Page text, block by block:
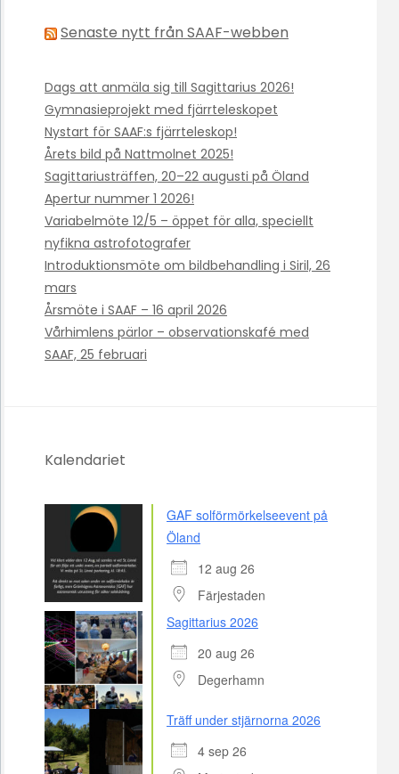
Senaste nytt från SAAF-webben
Dags att anmäla sig till Sagittarius 2026!
Gymnasieprojekt med fjärrteleskopet
Nystart för SAAF:s fjärrteleskop!
Årets bild på Nattmolnet 2025!
Sagittariusträffen, 20–22 augusti på Öland
Apertur nummer 1 2026!
Variabelmöte 12/5 – öppet för alla, speciellt
nyfikna astrofotografer
Introduktionsmöte om bildbehandling i Siril, 26
mars
Årsmöte i SAAF – 16 april 2026
Vårhimlens pärlor – observationskafé med
SAAF, 25 februari
Kalendariet
GAF solförmörkelseevent på
Öland
12 aug 26
Färjestaden
Sagittarius 2026
20 aug 26
Degerhamn
Träff under stjärnorna 2026
4 sep 26